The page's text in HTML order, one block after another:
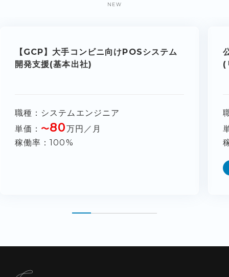
NEW
【GCP】大手コンビニ向けPOSシステム
開発支援(基本出社)
職種
システムエンジニア
単価
〜80万円／月
稼働率
100%
(